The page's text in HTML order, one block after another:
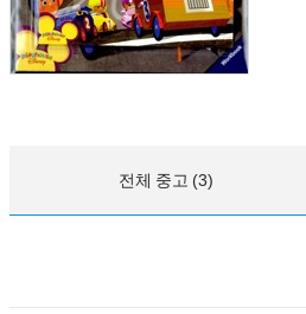
전체 중고 (3)